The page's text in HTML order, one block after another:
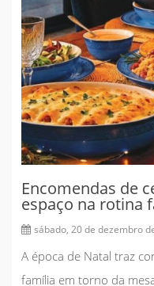
Encomendas de
espaço na rotina
sábado, 20 de dezembro
A época de Natal traz
família em torno da